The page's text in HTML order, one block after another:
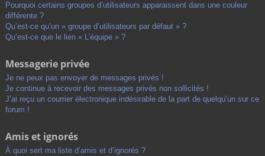
Pourquoi certains groupes d’utilisateurs apparaissent dans une couleur
différente ?
Qu’est-ce qu’un « groupe d’utilisateurs par défaut » ?
Qu’est-ce que le lien « L’équipe » ?
Messagerie privée
Je ne peux pas envoyer de messages privés !
Je continue à recevoir des messages privés non sollicités !
J’ai reçu un courrier électronique indésirable de la part de quelqu’un sur ce
forum !
Amis et ignorés
À quoi sert ma liste d’amis et d’ignorés ?